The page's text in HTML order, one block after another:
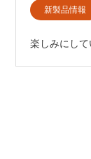
新製品情報
楽しみにし